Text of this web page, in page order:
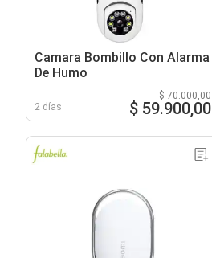
Camara Bombillo Con Alarma
De Humo
2 días
$ 70.000,00
$ 59.900,00